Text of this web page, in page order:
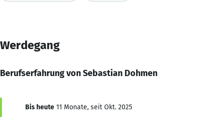
Werdegang
Berufserfahrung von Sebastian Dohmen
Bis heute 11 Monate, seit Okt. 2025